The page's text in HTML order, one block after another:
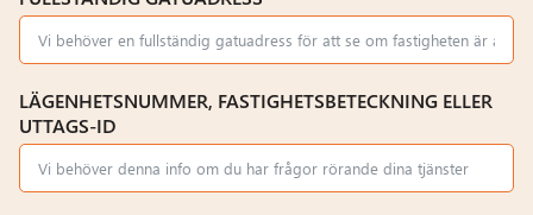
LÄGENHETSNUMMER, FASTIGHETSBETECKNING ELLER
UTTAGS-ID